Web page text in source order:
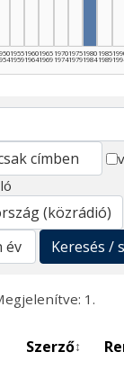
1955
1959
1960
1964
1965
1969
1970
1974
1975
1979
1980
1984
1985
1989
Keresés /
1.
Szerző↕